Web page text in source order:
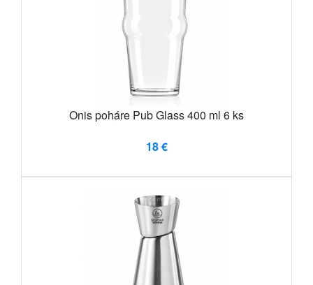
Onis poháre Pub Glass 400 ml 6 ks
18 €